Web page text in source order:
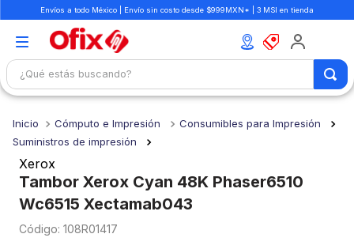
Envíos a todo México | Envío sin costo desde $999MXN* | 3 MSI en tienda
¿Qué estás buscando?
Cómputo e Impresión
Consumibles para Impresión
Suministros de impresión
Xerox
Tambor Xerox Cyan 48K Phaser6510
Wc6515 Xectamab043
: 108R01417
1.
mochilas
2
3 .
cuaderno
4.
cuadernos
colores